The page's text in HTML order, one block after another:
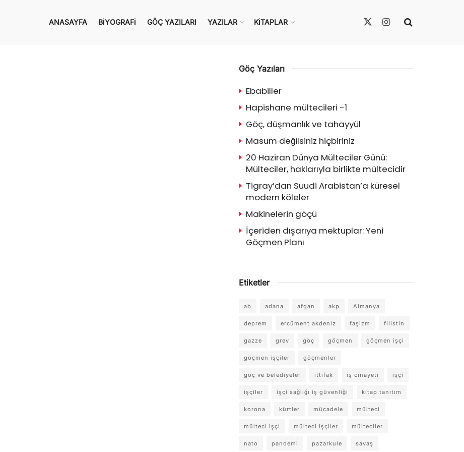
ANASAYFA BIYOGRAFI GÖÇ YAZILARI YAZILAR KITAPLAR
Göç Yazıları
Ebabiller
Hapishane mültecileri -1
Göç, düşmanlık ve tahayyül
Masum değilsiniz hiçbiriniz
20 Haziran Dünya Mülteciler Günü:
Mülteciler, haklarıyla birlikte mültecidir
Tigray’dan Suudi Arabistan’a küresel
modern köleler
Makinelerin göçü
İçeriden dışarıya mektuplar: Yeni
Göçmen Planı
Etiketler
ab adana afgan akp Almanya
deprem ercüment akdeniz faşizm filistin
gazze grev göç göçmen göçmen işçi
göçmen işçiler göçmenler
göç ve belediyeler ittifak iş cinayeti işçi
işçiler işçi sağlığı iş güvenliği kitap tanıtım
korona kürtler mücadele mülteci
mülteci işçi mülteci işçiler mülteciler
nato pandemi pazarkule savaş